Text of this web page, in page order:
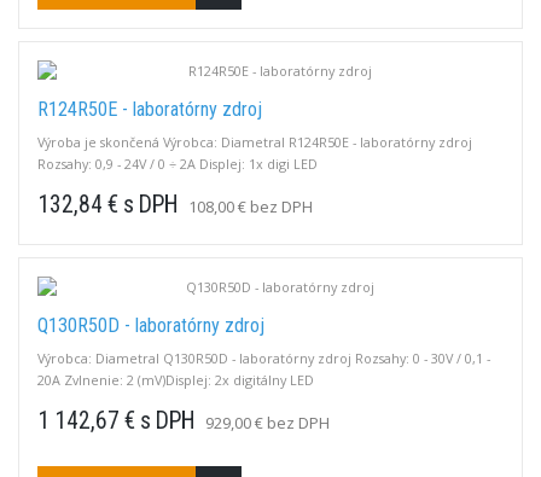
R124R50E - laboratórny zdroj
Výroba je skončená Výrobca: Diametral R124R50E - laboratórny zdroj
Rozsahy: 0,9 - 24V / 0 ÷ 2A Displej: 1x digi LED
132,84 € s DPH 108,00 € bez DPH
Q130R50D - laboratórny zdroj
Výrobca: Diametral Q130R50D - laboratórny zdroj Rozsahy: 0 - 30V / 0,1 -
20A Zvlnenie: 2 (mV)Displej: 2x digitálny LED
1 142,67 € s DPH 929,00 € bez DPH